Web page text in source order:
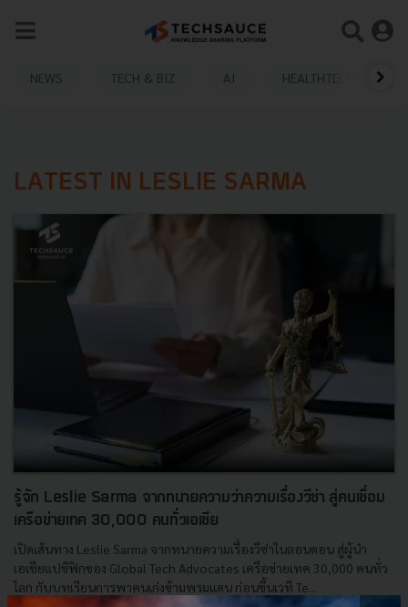
NEWS TECH & BIZ AI HEALTHTECH
LATEST IN LESLIE SARMA
รู้จัก Leslie Sarma จากทนายความว่าความเรื่องวีซ่า สู่คนเชื่อม
เครือข่ายเทค 30,000 คนทั่วเอเชีย
เปิดเส้นทาง Leslie Sarma จากทนายความเรื่องวีซ่าในลอนดอน สู่ผู้นำ
เอเชียแปซิฟิกของ Global Tech Advocates เครือข่ายเทค 30,000 คนทั่ว
โลก กับบทเรียนการพาคนเก่งข้ามพรมแดน ก่อนขึ้นเวที Te...